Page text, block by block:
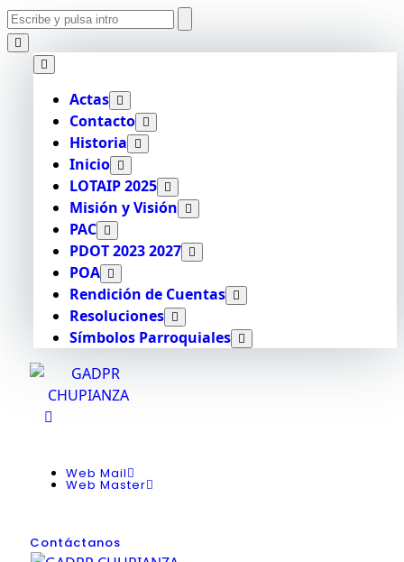
Actas
Contacto
Historia
Inicio
LOTAIP 2025
Misión y Visión
PAC
PDOT 2023 2027
POA
Rendición de Cuentas
Resoluciones
Símbolos Parroquiales
Web Mail
Web Master
Contáctanos